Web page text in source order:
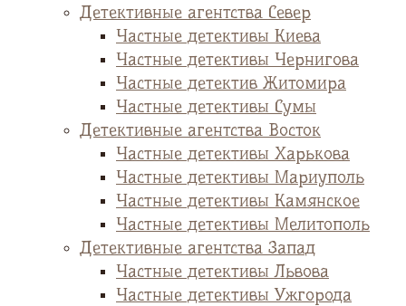
Детективные агентства Север
Частные детективы Киева
Частные детективы Чернигова
Частные детектив Житомира
Частные детективы Сумы
Детективные агентства Восток
Частные детективы Харькова
Частные детективы Мариуполь
Частные детективы Камянское
Частные детективы Мелитополь
Детективные агентства Запад
Частные детективы Львова
Частные детективы Ужгорода